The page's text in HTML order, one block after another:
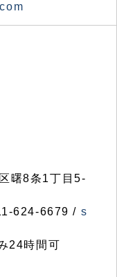
曙8条1丁目5-
624-6679 / s
24時間可